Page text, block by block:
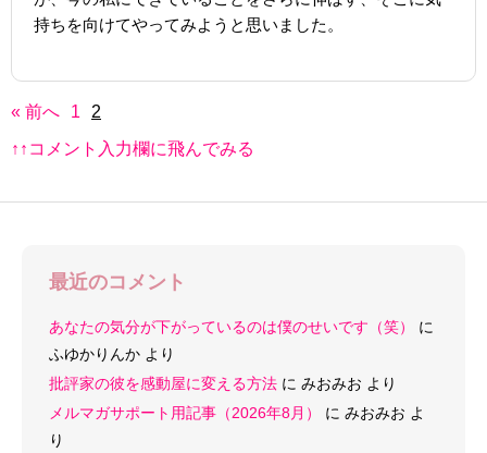
持ちを向けてやってみようと思いました。
« 前へ 1
2
↑↑コメント入力欄に飛んでみる
最近のコメント
あなたの気分が下がっているのは僕のせいです（笑）
に
ふゆかりんか より
批評家の彼を感動屋に変える方法 に みおみお より
メルマガサポート用記事（2026年8月）
に みおみお よ
り